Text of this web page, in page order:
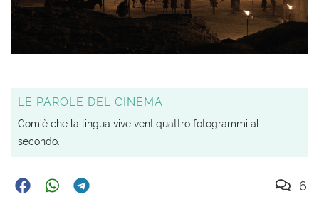
LE PAROLE DEL CINEMA
Com'è che la lingua vive ventiquattro fotogrammi al
secondo.
6